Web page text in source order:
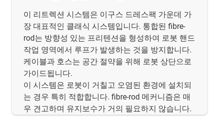
이 리트렉션 시스템은 이구스 드레스팩 가운데 가
장 대표적인 클래식 시스템입니다. 통합된 fibre-
rod는 방향성 있는 프리텐션을 형성하여 로봇 핸드
작업 영역에서 루프가 발생하는 것을 방지합니다.
케이블과 호스는 공간 절약을 위해 로봇 상단으로
가이드됩니다.
이 시스템은 로봇이 거칠고 오염된 환경에 설치되
는 경우 특히 적합합니다. fibre-rod 메커니즘은 매
우 견고하며 유지보수가 거의 필요하지 않습니다.